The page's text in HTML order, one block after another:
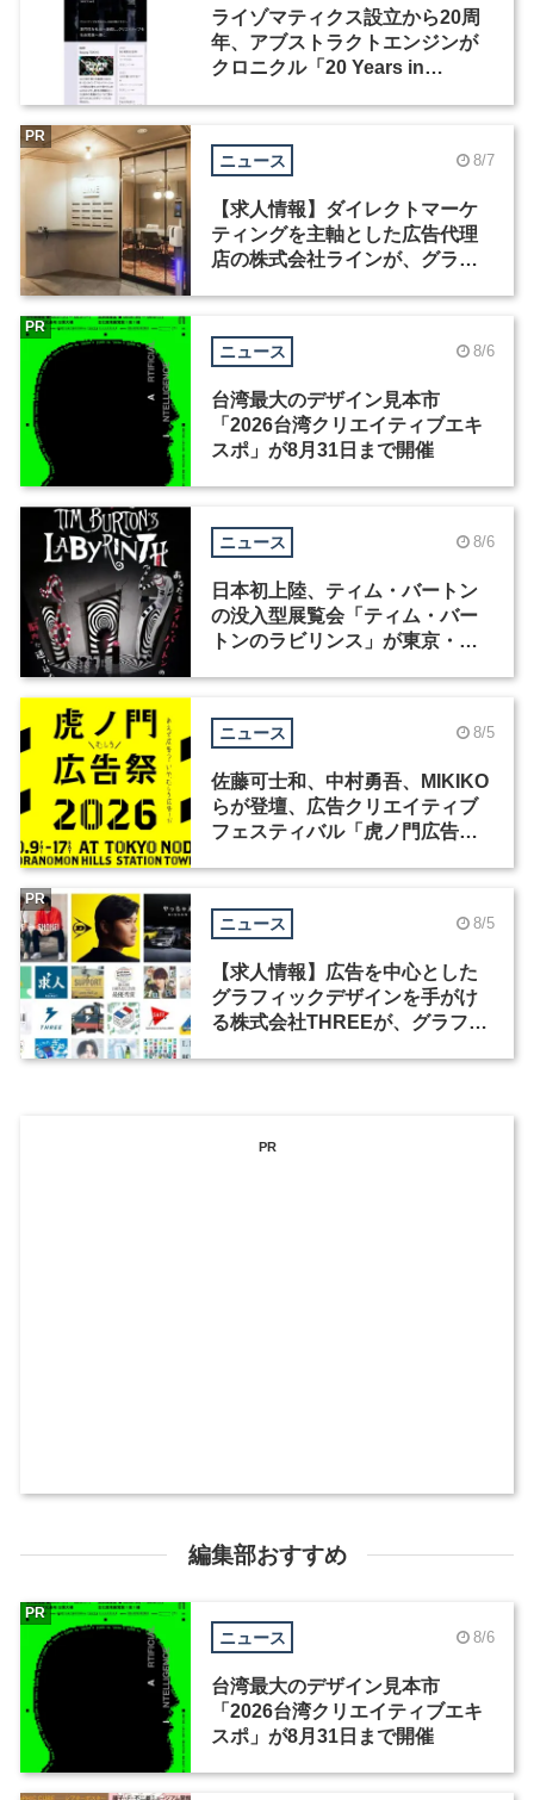
ライゾマティクス設立から20周
年、アブストラクトエンジンが
クロニクル「20 Years in
ニュース 8/7
【求人情報】ダイレクトマーケ
ティングを主軸とした広告代理
店の株式会社ラインが、グラフ
PR
ニュース 8/6
台湾最大のデザイン見本市
「2026台湾クリエイティブエキ
スポ」が8月31日まで開催
PR
ニュース 8/6
日本初上陸、ティム・バートン
の没入型展覧会「ティム・バー
トンのラビリンス」が東京・豊
ニュース 8/5
佐藤可士和、中村勇吾、MIKIKO
らが登壇、広告クリエイティブ
フェスティバル「虎ノ門広告
ニュース 8/5
【求人情報】広告を中心とした
グラフィックデザインを手がけ
る株式会社THREEが、グラフィ
PR
PR
編集部おすすめ
ニュース 8/6
台湾最大のデザイン見本市
「2026台湾クリエイティブエキ
スポ」が8月31日まで開催
PR